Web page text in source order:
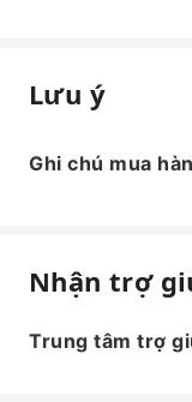
Lưu ý
Ghi chú mua
Nhận trợ
Trung tâm trợ